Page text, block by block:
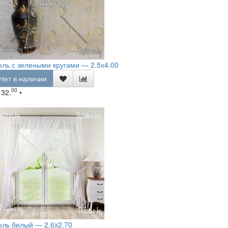
с зелеными кругами — 2.5х4.00
в наличии
00 •
белый — 2.6x2.70